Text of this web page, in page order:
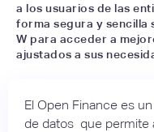
a los usuarios de las
forma segura y sencilla
W para acceder a
ajustados a sus
El Open Finance es
de datos que permite